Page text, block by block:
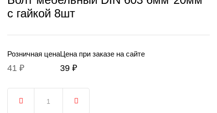
с гайкой 8шт
Розничная цена
41 ₽
Цена при заказе на сайте
39 ₽